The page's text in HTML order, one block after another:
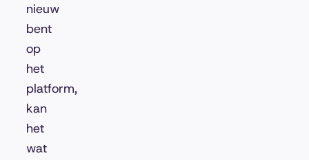
nieuw
bent
op
het
platform,
kan
het
wat